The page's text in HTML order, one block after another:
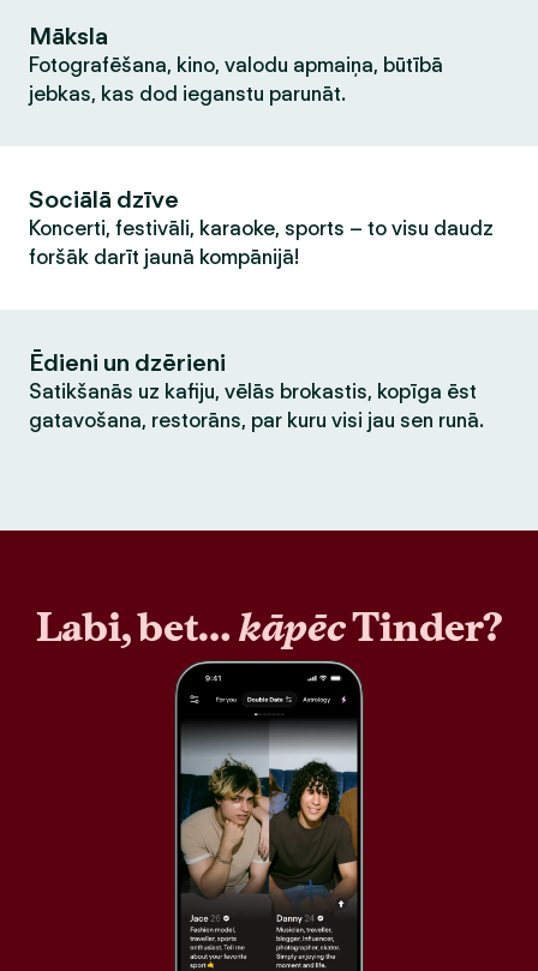
Māksla
Fotografēšana, kino, valodu apmaiņa, būtībā
jebkas, kas dod ieganstu parunāt.
Sociālā dzīve
Koncerti, festivāli, karaoke, sports – to visu daudz
foršāk darīt jaunā kompānijā!
Ēdieni un dzērieni
Satikšanās uz kafiju, vēlās brokastis, kopīga ēst
gatavošana, restorāns, par kuru visi jau sen runā.
Labi, bet…kāpēcTinder?